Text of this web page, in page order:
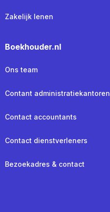
Zakelijk lenen
Boekhouder.nl
Ons team
Contant administratiekantoren
Contact accountants
Contact dienstverleners
Bezoekadres & contact